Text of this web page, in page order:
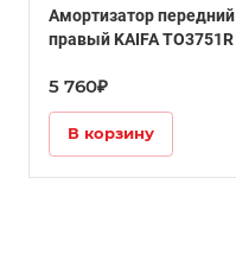
11-21/Амортизаторы
Амортизатор передний
правый KAIFA TO3751R
5 760₽
В корзину